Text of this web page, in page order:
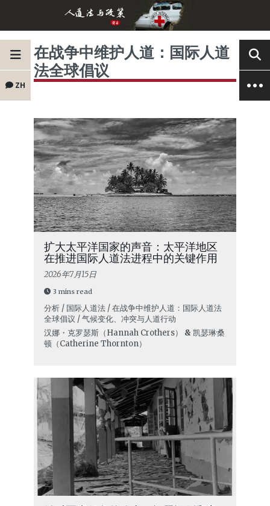
ZH
在战争中维护人道：国际人道
法全球倡议
扩大太平洋国家的声音：太平洋地区
在推进国际人道法进程中的关键作用
2026年7月15日
3 mins read
分析 / 国际人道法 / 在战争中维护人道：国际人道法
全球倡议 / 气候变化、冲突与人道行动
汉娜・克罗瑟斯（Hannah Crothers）
& 凯瑟琳·桑
顿（Catherine Thornton）